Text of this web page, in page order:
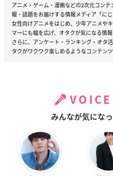
アニメ・ゲーム・漫画などの2次元コン
報・話題をお届けする情報メディア「にじ
女性向けアニメをはじめ、少年アニメや
マーにも幅を広げ、オタクが気になる情
さらに、アンケート・ランキング・オタ
タクがワクワク楽しめるようなコンテンツ
みんなが気にな